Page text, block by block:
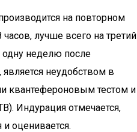
на повторном
лучше всего на третий
неделю после
неудобством в
квантефероновым тестом и
Индурация отмечается,
и оценивается.